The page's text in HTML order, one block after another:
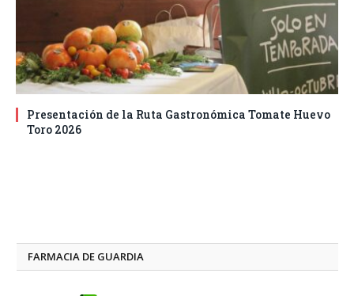
Presentación de la Ruta Gastronómica Tomate Huevo
Toro 2026
FARMACIA DE GUARDIA